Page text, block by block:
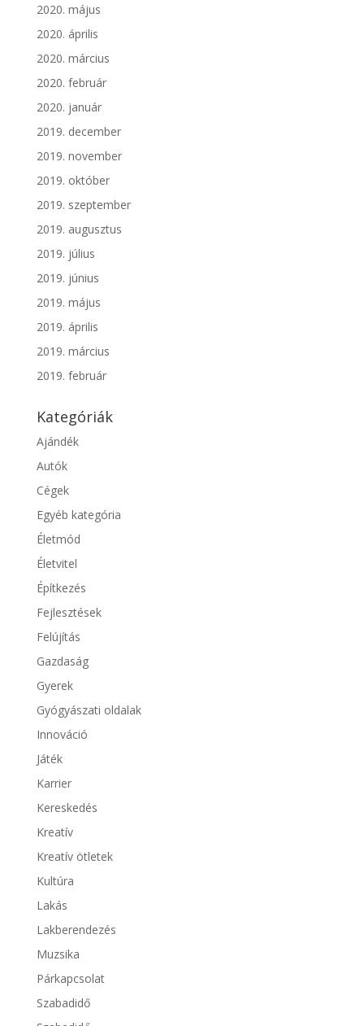
2020. május
2020. április
2020. március
2020. február
2020. január
2019. december
2019. november
2019. október
2019. szeptember
2019. augusztus
2019. július
2019. június
2019. május
2019. április
2019. március
2019. február
Kategóriák
Ajándék
Autók
Cégek
Egyéb kategória
Életmód
Életvitel
Építkezés
Fejlesztések
Felújítás
Gazdaság
Gyerek
Gyógyászati oldalak
Innováció
Játék
Karrier
Kereskedés
Kreatív
Kreatív ötletek
Kultúra
Lakás
Lakberendezés
Muzsika
Párkapcsolat
Szabadidő